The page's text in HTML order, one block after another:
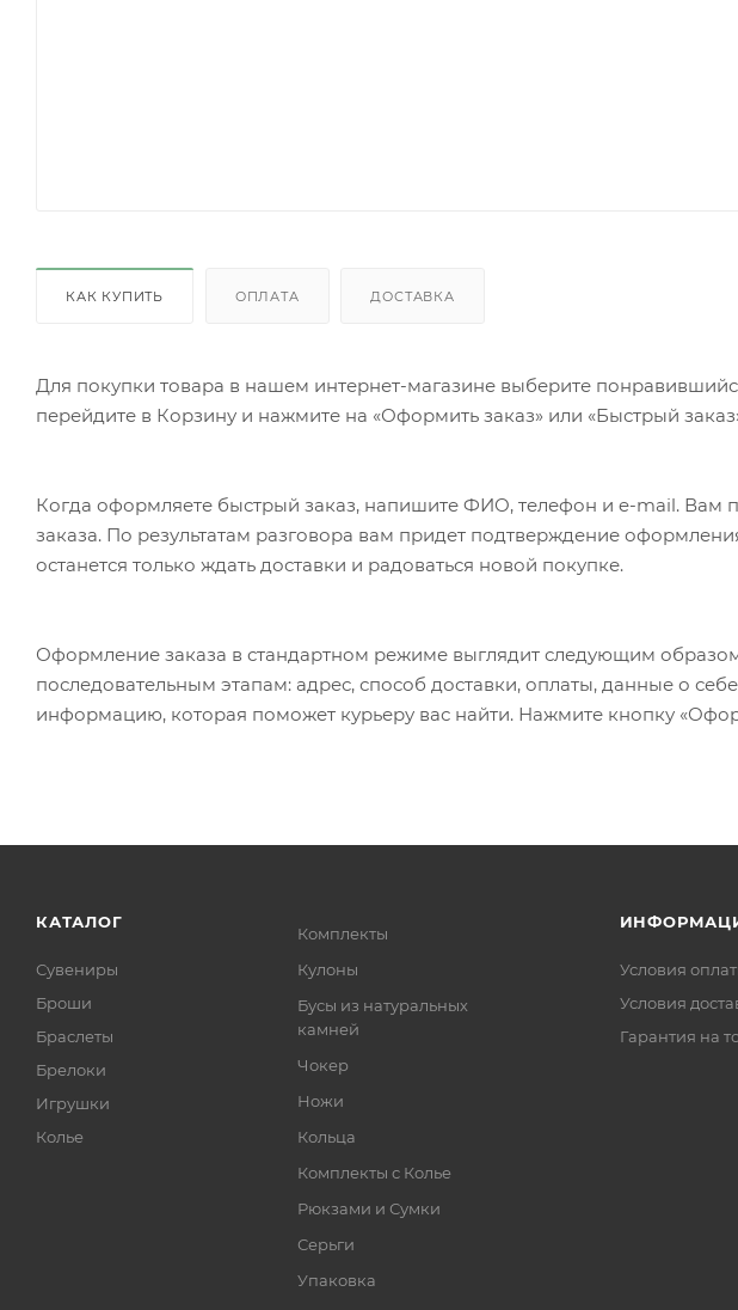
КАК КУПИТЬ ОПЛАТА ДОСТАВКА
Для покупки товара в нашем интернет-магазине выберите
перейдите в Корзину и нажмите на «Оформить заказ» или «Быстрый
Когда оформляете быстрый заказ, напишите ФИО, телефон и e-mail. Вам
заказа. По результатам разговора вам придет подтверждение
останется только ждать доставки и радоваться новой покупке.
Оформление заказа в стандартном режиме выглядит следующим
последовательным этапам: адрес, способ доставки, оплаты, данные о
информацию, которая поможет курьеру вас найти. Нажмите кнопку
КАТАЛОГ
Сувениры
Броши
Браслеты
Брелоки
Игрушки
Колье
Комплекты
Кулоны
Бусы из натуральных
камней
Чокер
Ножи
Кольца
Комплекты с Колье
Рюкзами и Сумки
Серьги
Упаковка
Условия
Условия
Гарантия на